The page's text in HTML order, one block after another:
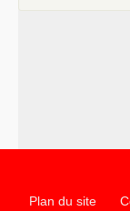
Plan du site